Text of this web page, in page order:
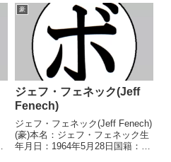
州-ビクトリア州クルーザー級王
座 【戦歴】2009/05/17 ○4R判
定 3-0(40-3...
豪
ジェフ・フェネック(Jeff
Fenech)
ジェフ・フェネック(Jeff Fenech)
(豪)本名：ジェフ・フェネック生
年月日：1964年5月28日国籍：豪